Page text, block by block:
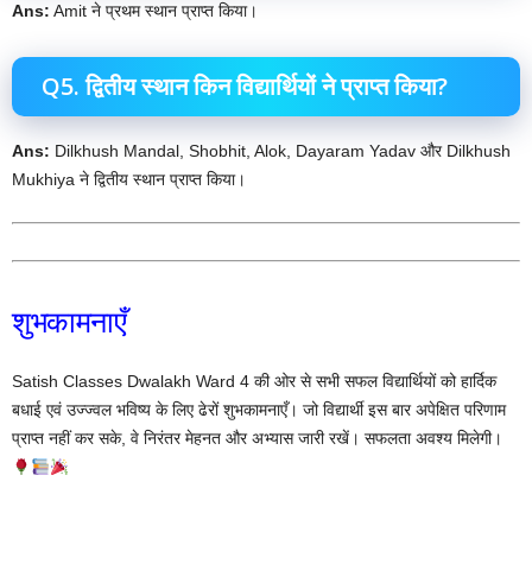
Ans: Amit ने प्रथम स्थान प्राप्त किया।
Q5. द्वितीय स्थान किन विद्यार्थियों ने प्राप्त किया?
Ans: Dilkhush Mandal, Shobhit, Alok, Dayaram Yadav और Dilkhush
Mukhiya ने द्वितीय स्थान प्राप्त किया।
शुभकामनाएँ
Satish Classes Dwalakh Ward 4 की ओर से सभी सफल विद्यार्थियों को हार्दिक
बधाई एवं उज्ज्वल भविष्य के लिए ढेरों शुभकामनाएँ। जो विद्यार्थी इस बार अपेक्षित परिणाम
प्राप्त नहीं कर सके, वे निरंतर मेहनत और अभ्यास जारी रखें। सफलता अवश्य मिलेगी।